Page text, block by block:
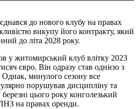
до нового клубу на правах
викупу його контракту, який
до літа 2028 року.
у житомирський клуб влітку 2023
євро. Він одразу став однією з
минулого сезону все
порушував дисципліну та
цього року конголезький
на правах оренди.